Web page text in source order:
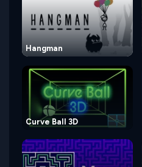
Hangman
Curve Ball 3D